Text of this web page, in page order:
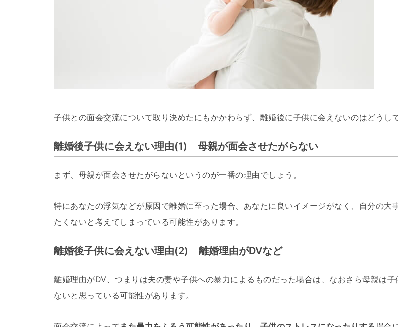
子供との面会交流について取り決めたにもかかわらず、離婚後に子供に会えないのはどうし
離婚後子供に会えない理由(1) 母親が面会させたがらない
まず、母親が面会させたがらないというのが一番の理由でしょう。
特にあなたの浮気などが原因で離婚に至った場合、あなたに良いイメージがなく、自分の大
たくないと考えてしまっている可能性があります。
離婚後子供に会えない理由(2) 離婚理由がDVなど
離婚理由がDV、つまりは夫の妻や子供への暴力によるものだった場合は、なおさら母親は子
ないと思っている可能性があります。